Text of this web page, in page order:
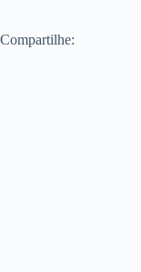
Compartilhe: